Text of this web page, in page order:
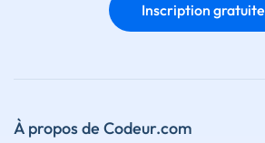
Inscription gratuite
À propos de Codeur.com